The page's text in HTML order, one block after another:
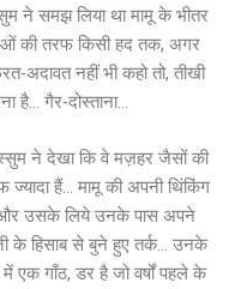
ने समझ लिया था मामू के भीतर
की तरफ किसी हद तक, अगर
अदावत नहीं भी कहो तो, तीखी
है… गैर-दोस्ताना…
ने देखा कि वे मज़हर जैसों की
ज्यादा हैं… मामू की अपनी थिंकिंग
उसके लिये उनके पास अपने
के हिसाब से बुने हुए तर्क… उनके
एक गाँठ, डर है जो वर्षों पहले के